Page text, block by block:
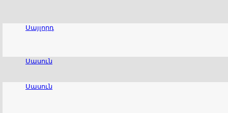
Սայլորդ
Սասուն
Սասուն